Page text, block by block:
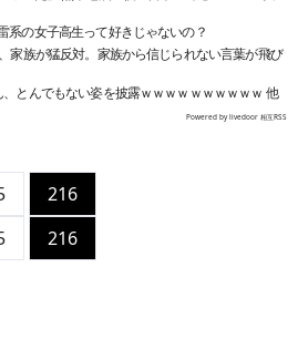
系の女子高生って好きじゃないの？
家族が猛反対。家族から信じられない言葉が飛び
、とんでもない姿を披露ｗｗｗｗｗｗｗｗｗｗ 他
Powered by livedoor 相互RSS
216
216